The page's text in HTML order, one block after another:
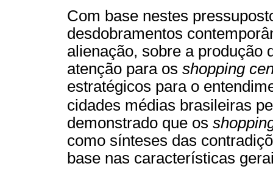
Com base nestes
desdobramentos
alienação, sobre a produção
atenção para os shopping
estratégicos para o
cidades médias brasileiras
demonstrado que os
como sínteses das
base nas características